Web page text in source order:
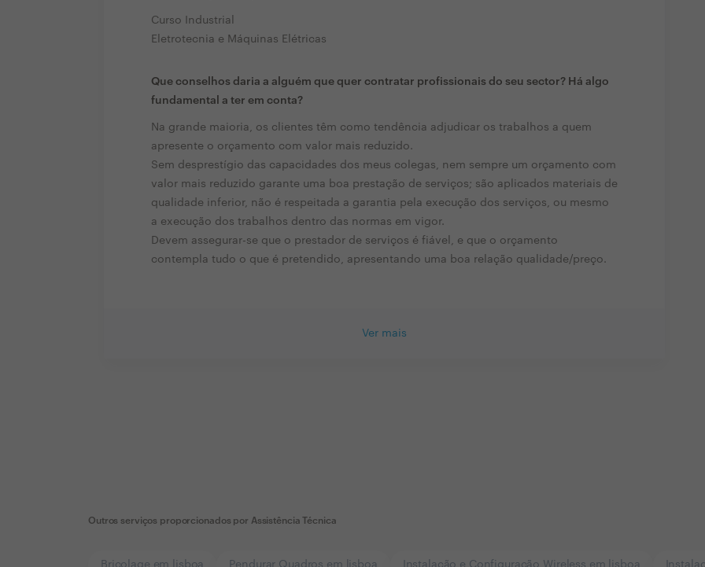
Curso Industrial
Eletrotecnia e Máquinas Elétricas
Que conselhos daria a alguém que quer contratar profissionais do seu sector? Há algo
fundamental a ter em conta?
Na grande maioria, os clientes têm como tendência adjudicar os trabalhos a quem
apresente o orçamento com valor mais reduzido.
Sem desprestígio das capacidades dos meus colegas, nem sempre um orçamento com
valor mais reduzido garante uma boa prestação de serviços; são aplicados materiais de
qualidade inferior, não é respeitada a garantia pela execução dos serviços, ou mesmo
a execução dos trabalhos dentro das normas em vigor.
Devem assegurar-se que o prestador de serviços é fiável, e que o orçamento
contempla tudo o que é pretendido, apresentando uma boa relação qualidade/preço.
Ver mais
Outros serviços proporcionados por Assistência Técnica
Bricolage em lisboa Pendurar Quadros em lisboa Instalação e Configuração Wireless em lisboa